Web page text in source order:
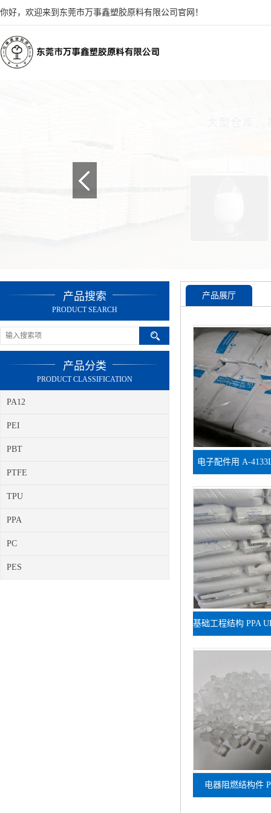
你好，欢迎来到东莞市万事鑫塑胶原料有限公司官网！
产品搜索
PRODUCT SEARCH
产品分类
PRODUCT CLASSIFICATION
PA12
PEI
PBT
PTFE
TPU
PPA
PC
PES
产品展厅
电子配件用 A-
稳定 PPA
基础工程结构 PPA
增强注塑
电器阻燃结构件